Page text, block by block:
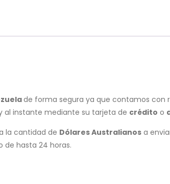
de forma segura ya que contamos con
al instante mediante su tarjeta de crédito o
la cantidad de Dólares Australianos a
de hasta 24 horas.